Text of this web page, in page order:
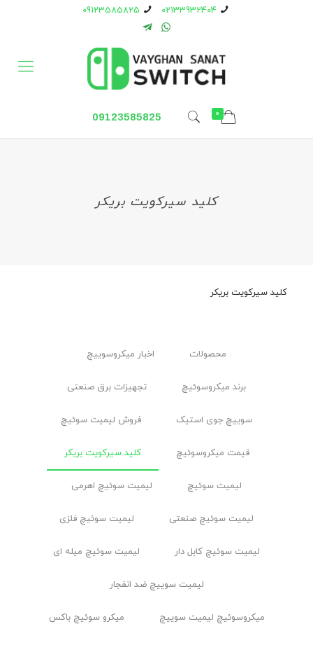
02133932404
09123585825
0
09123585825
کلید سیرکویت بریکر
کلید سیرکویت بریکر
محصولات اخبار ميكروسوييچ
برند میکروسوئیچ تجهیزات برق صنعتی
سوییچ جوی استیک فروش لیمیت سوئیچ
قیمت میکروسوئیچ کلید سیرکویت بریکر
لیمیت سوئیچ لیمیت سوئیچ اهرمی
لیمیت سوئیچ صنعتی لیمیت سوئیچ فلزی
لیمیت سوئیچ کابل ‌دار لیمیت سوئیچ میله ای
لیمیت سوییچ ضد انفجار
ميكروسوئيچ ليميت سوييچ میکرو سوئیچ باکس